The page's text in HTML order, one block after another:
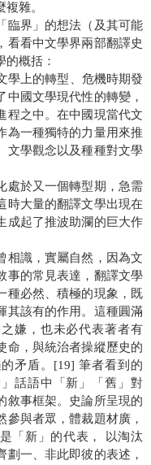
雜。
臨界」的想法（及其可能
看看中文學界兩部翻譯史
概括：
學上的轉型、危機時期發
中國文學現代性的轉變，
程之中。在中國現當代文
為一種獨特的力量用來推
文學觀念以及種種對文學
處於又一個轉型期，急需
時大量的翻譯文學出現在
成起了推波助瀾的巨大作
相識，實屬自然，因為文
事的常見表達，翻譯文學
種必然、積極的現象，既
其該有的作用。這種圓滿
嫌，也未必代表著者有
命，與統治者操縱歷史的
矛盾。[19] 筆者看到的
話語中「新」「舊」對
敘事框架。史論所呈現的
參與者眾，體裁題材廣，
「新」的代表， 以淘汰
劃一、非此即彼的表述，